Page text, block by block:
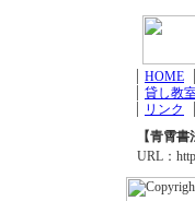
HOME
貸し教
リンク
【青霄書
URL：